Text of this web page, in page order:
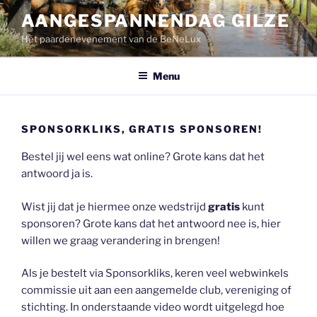
Ga
naar
de
inhoud
AANGESPANNENDAG GILZE
Hét paardenevenement van de BeNeLux
Menu
SPONSORKLIKS, GRATIS SPONSOREN!
Bestel jij wel eens wat online? Grote kans dat het
antwoord ja is.
Wist jij dat je hiermee onze wedstrijd gratis kunt
sponsoren? Grote kans dat het antwoord nee is, hier
willen we graag verandering in brengen!
Als je bestelt via Sponsorkliks, keren veel webwinkels
commissie uit aan een aangemelde club, vereniging of
stichting. In onderstaande video wordt uitgelegd hoe